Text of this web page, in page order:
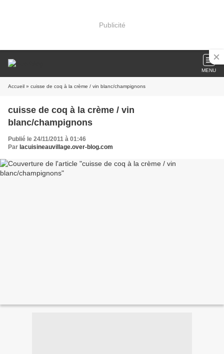
Publicité
MENU
Accueil » cuisse de coq à la crème / vin blanc/champignons
cuisse de coq à la crème / vin
blanc/champignons
Publié le 24/11/2011 à 01:46
Par lacuisineauvillage.over-blog.com